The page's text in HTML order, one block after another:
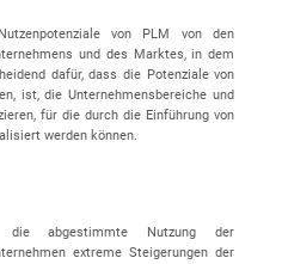
von PLM von den
und des Marktes, in dem
dafür, dass die Potenziale von
ist, die Unternehmensbereiche und
für die durch die Einführung von
werden können.
abgestimmte Nutzung der
extreme Steigerungen der